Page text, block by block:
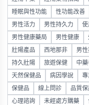
睡眠與性功能 性功能改善
男性活力 男性持久力 使
男性健康藥局 男性健康
壯陽產品 西地那非 男
持久壯陽 旅遊保健 中藥
天然保健品 病因學說 專
保健品 線上問診 品質保
心理諮詢 未經處方購藥